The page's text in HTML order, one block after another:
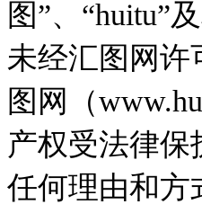
图”、“huitu”
未经汇图网
图网（
产权受法律
任何理由和方